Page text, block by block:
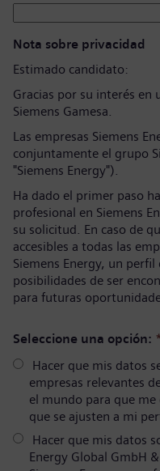
Nota sobre privacidad
Estimado candidato:
Gracias por su interés en
Siemens Gamesa.
Las empresas Siemens
conjuntamente el grupo
"Siemens Energy").
Ha dado el primer paso
profesional en Siemens
su solicitud. En caso de
accesibles a todas las
Siemens Energy, un
posibilidades de ser
para futuras
Seleccione una opción:
Hacer que mis datos
empresas relevantes
el mundo para que
que se ajusten a mi
Hacer que mis datos
Energy Global GmbH